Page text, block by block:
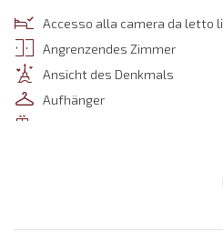
Accesso alla camera da letto
Angrenzendes Zimmer
Ansicht des Denkmals
Aufhänger
Balkon